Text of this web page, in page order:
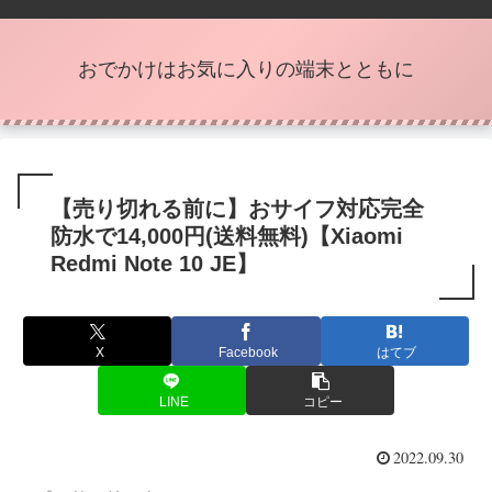
おでかけはお気に入りの端末とともに
【売り切れる前に】おサイフ対応完全
防水で14,000円(送料無料)【Xiaomi
Redmi Note 10 JE】
X Facebook はてブ
LINE コピー
2022.09.30